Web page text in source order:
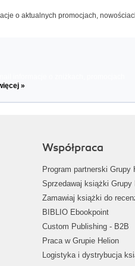
o aktualnych promocjach,
»
Współpraca
Program partnerski Grupy
Sprzedawaj książki Grupy
Zamawiaj książki do
BIBLIO Ebookpoint
Custom Publishing - B2B
Praca w Grupie Helion
Logistyka i dystrybucja